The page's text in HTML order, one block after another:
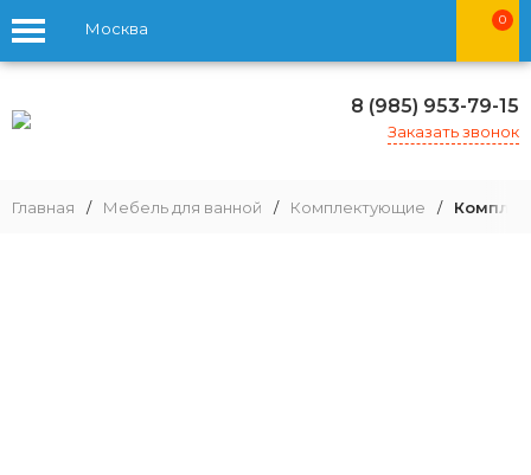
Москва 0
8 (985) 953-79-15
Заказать звонок
Главная / Мебель для ванной / Комплектующие /